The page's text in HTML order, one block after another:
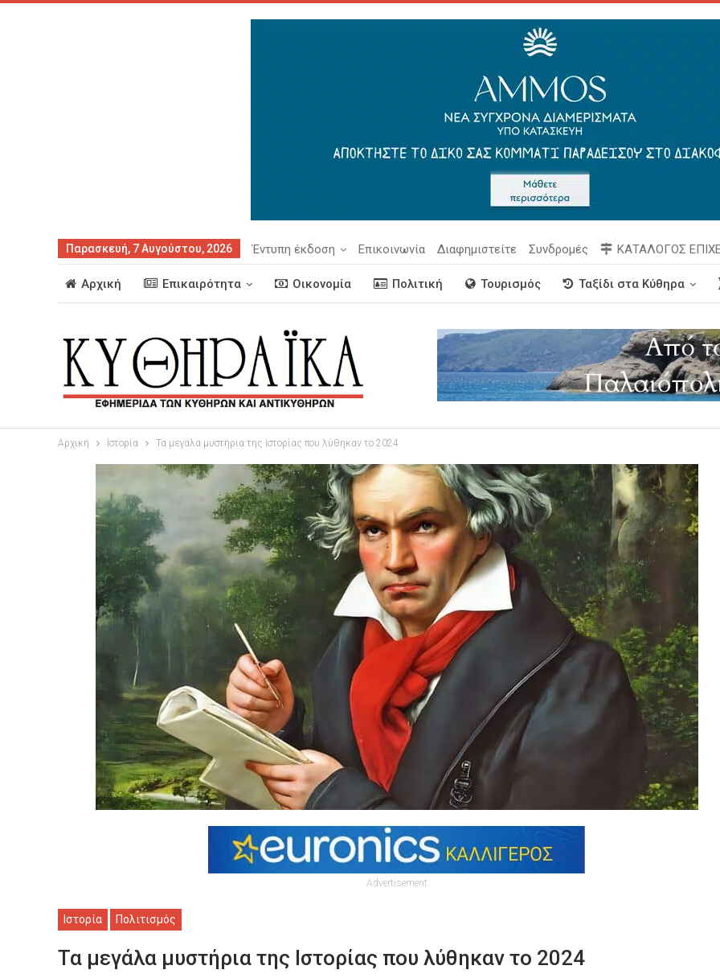
Παρασκευή, 7 Αυγούστου, 2026 Έντυπη έκδοση Επικοινωνία Διαφημιστείτε Συνδρομές ΚΑΤΑΛΟΓΟΣ
Αρχική Επικαιρότητα Οικονομία Πολιτική Τουρισμός Ταξίδι στα Κύθηρα
Αρχική Ιστορία Τα μεγάλα μυστήρια της Ιστορίας που λύθηκαν το 2024
Advertisement
Ιστορία Πολιτισμός
Τα μεγάλα μυστήρια της Ιστορίας που λύθηκαν το 2024